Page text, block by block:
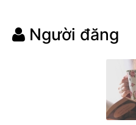
Người đăng